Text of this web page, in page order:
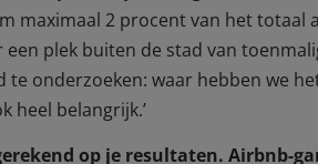
maximaal 2 procent van het totaal
een plek buiten de stad van
onderzoeken: waar hebben we
heel belangrijk.’
op je resultaten. Airbnb-